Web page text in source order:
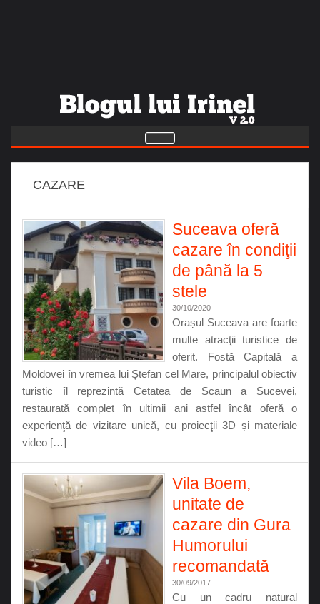
CAZARE
Suceava oferă
cazare în condiţii
de până la 5
stele
30/10/2020
Orașul Suceava are foarte
multe atracţii turistice de
oferit. Fostă Capitală a
Moldovei în vremea lui Ștefan cel Mare, principalul obiectiv
turistic îl reprezintă Cetatea de Scaun a Sucevei,
restaurată complet în ultimii ani astfel încât oferă o
experienţă de vizitare unică, cu proiecţii 3D și materiale
video […]
Vila Boem,
unitate de
cazare din Gura
Humorului
recomandată
30/09/2017
Cu un cadru natural